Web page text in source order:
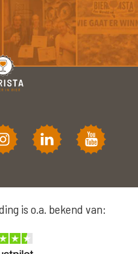
is o.a. bekend van: